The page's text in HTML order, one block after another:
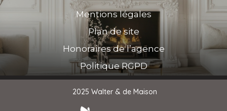
Mentions légales
Plan de site
Honoraires de l’agence
Politique RGPD
2025 Walter & de Maison